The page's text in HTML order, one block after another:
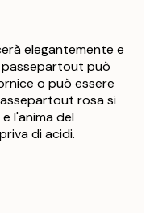
elegantemente e
passepartout può
o può essere
rosa si
l'anima del
di acidi.